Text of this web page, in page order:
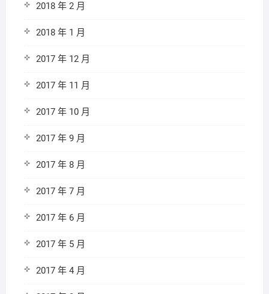
2018 年 2 月
2018 年 1 月
2017 年 12 月
2017 年 11 月
2017 年 10 月
2017 年 9 月
2017 年 8 月
2017 年 7 月
2017 年 6 月
2017 年 5 月
2017 年 4 月